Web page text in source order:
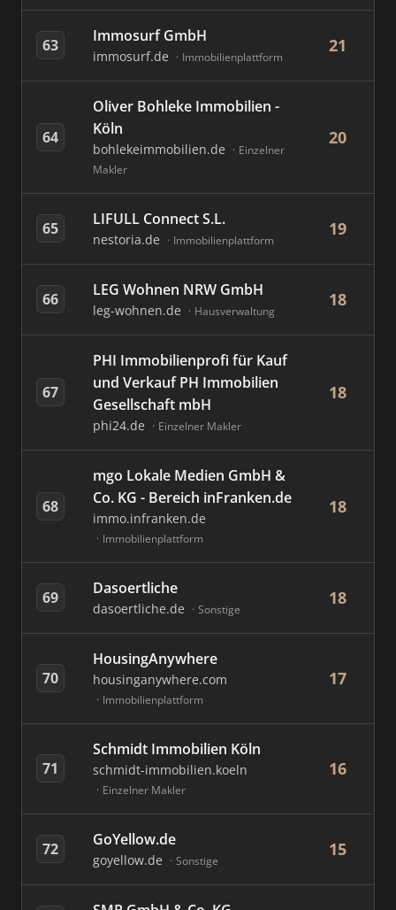
63 Immosurf GmbH
immosurf.de Immobilienplattform
21
64
Oliver Bohleke Immobilien -
Köln
bohlekeimmobilien.de
Einzelner
Makler
20
65 LIFULL Connect S.L.
nestoria.de Immobilienplattform
19
66 LEG Wohnen NRW GmbH
leg-wohnen.de Hausverwaltung
18
67
PHI Immobilienprofi für Kauf
und Verkauf PH Immobilien
Gesellschaft mbH
phi24.de Einzelner Makler
18
68
mgo Lokale Medien GmbH &
Co. KG - Bereich inFranken.de
immo.infranken.de
Immobilienplattform
18
69 Dasoertliche
dasoertliche.de Sonstige
18
70
HousingAnywhere
housinganywhere.com
Immobilienplattform
17
71
Schmidt Immobilien Köln
schmidt-immobilien.koeln
Einzelner Makler
16
72 GoYellow.de
goyellow.de Sonstige
15